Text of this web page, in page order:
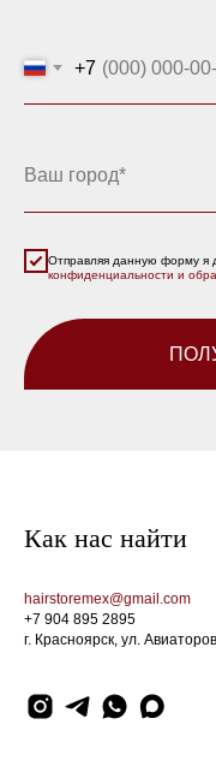
+7
Отправляя данную форму я
конфиденциальности и
Как нас найти
hairstoremex@gmail.com
+7 904 895 2895
г. Красноярск, ул.